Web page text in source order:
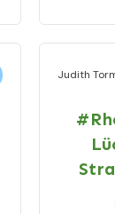
Judith